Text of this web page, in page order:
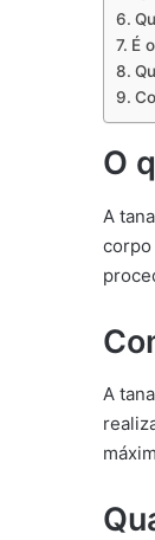
É
O
A
corpo
A